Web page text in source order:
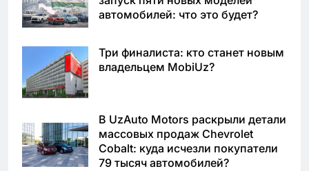
автомобилей: что это будет?
Три финалиста: кто станет новым
владельцем MobiUz?
В UzAuto Motors раскрыли детали
массовых продаж Chevrolet
Cobalt: куда исчезли покупатели
79 тысяч автомобилей?